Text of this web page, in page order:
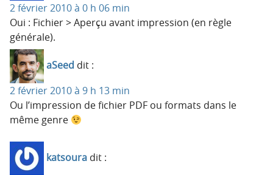
2 février 2010 à 0 h 06 min
Oui : Fichier > Aperçu avant impression (en règle
générale).
aSeed dit :
2 février 2010 à 9 h 13 min
Ou l’impression de fichier PDF ou formats dans le
même genre
katsoura dit :